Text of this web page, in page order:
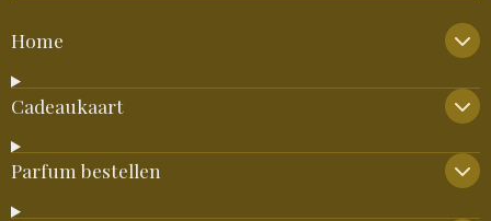
Home
Cadeaukaart
Parfum bestellen